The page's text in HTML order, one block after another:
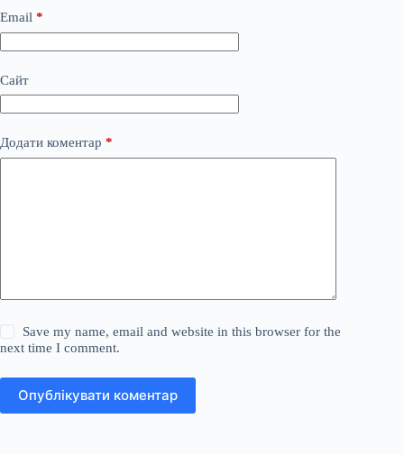
Email *
Сайт
Додати коментар *
Save my name, email and website in this browser for the
next time I comment.
Опублікувати коментар